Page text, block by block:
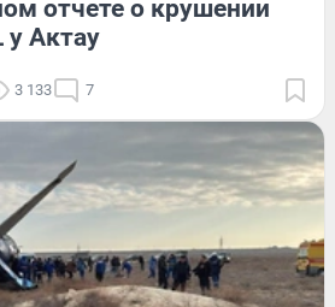
отчете о крушении
у Актау
3 133 7